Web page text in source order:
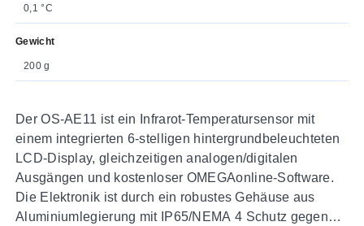
0,1 °C
Gewicht
200 g
Der OS-AE11 ist ein Infrarot-Temperatursensor mit
einem integrierten 6-stelligen hintergrundbeleuchteten
LCD-Display, gleichzeitigen analogen/digitalen
Ausgängen und kostenloser OMEGAonline-Software.
Die Elektronik ist durch ein robustes Gehäuse aus
Aluminiumlegierung mit IP65/NEMA 4 Schutz gegen